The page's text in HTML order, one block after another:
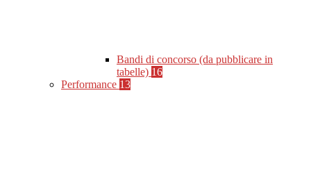
Bandi di concorso (da pubblicare in
tabelle) 16
Performance 13